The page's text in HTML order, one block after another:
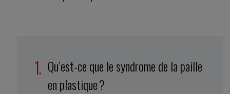
Qu’est-ce que le syndrome de la paille
en plastique ?